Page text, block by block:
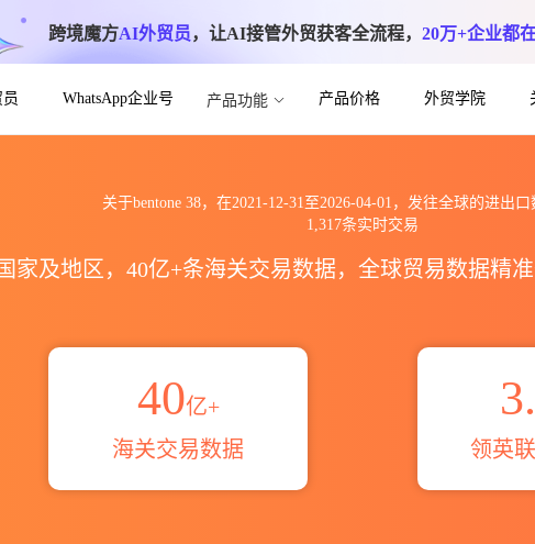
跨境魔方AI外贸员，让AI接管外贸获客全流程， 20万+企业都在
WhatsApp企业号 产品功能 产品价格 外贸学院
关于bentone 38，在2021-12-31至2026-04-01，发往全球的进出
1,317条实时交易
家及地区，40亿+条海关交易数据，全球贸易数据精
40亿+
海关交易数据
领英